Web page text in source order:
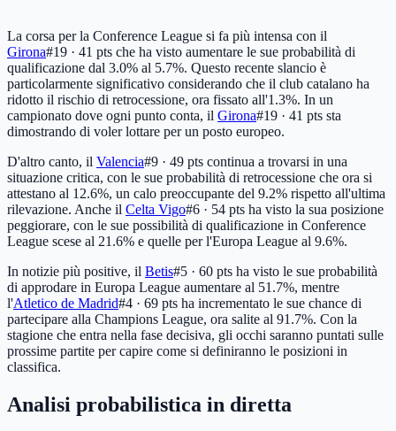
La corsa per la Conference League si fa più intensa con il
Girona#19 · 41 pts che ha visto aumentare le sue probabilità di
qualificazione dal 3.0% al 5.7%. Questo recente slancio è
particolarmente significativo considerando che il club catalano ha
ridotto il rischio di retrocessione, ora fissato all'1.3%. In un
campionato dove ogni punto conta, il Girona#19 · 41 pts sta
dimostrando di voler lottare per un posto europeo.
D'altro canto, il Valencia#9 · 49 pts continua a trovarsi in una
situazione critica, con le sue probabilità di retrocessione che ora si
attestano al 12.6%, un calo preoccupante del 9.2% rispetto all'ultima
rilevazione. Anche il Celta Vigo#6 · 54 pts ha visto la sua posizione
peggiorare, con le sue possibilità di qualificazione in Conference
League scese al 21.6% e quelle per l'Europa League al 9.6%.
In notizie più positive, il Betis#5 · 60 pts ha visto le sue probabilità
di approdare in Europa League aumentare al 51.7%, mentre
l'Atletico de Madrid#4 · 69 pts ha incrementato le sue chance di
partecipare alla Champions League, ora salite al 91.7%. Con la
stagione che entra nella fase decisiva, gli occhi saranno puntati sulle
prossime partite per capire come si definiranno le posizioni in
classifica.
Analisi probabilistica in diretta